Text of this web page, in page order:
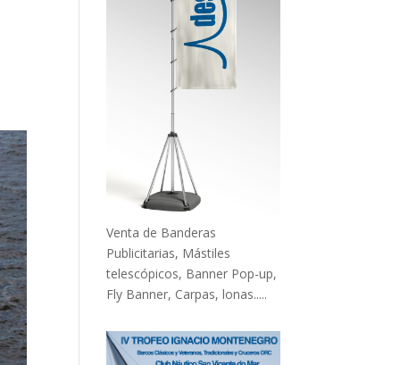
Venta de Banderas
Publicitarias, Mástiles
telescópicos, Banner Pop-up,
Fly Banner, Carpas, lonas.....